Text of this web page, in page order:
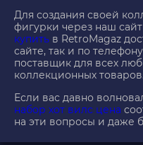
Для создания своей
фигурки через наш
купить в RetroMagaz
сайте, так и по
поставщик для всех
коллекционных товаров.
Если вас давно
набор хот вилс цена
на эти вопросы и даже